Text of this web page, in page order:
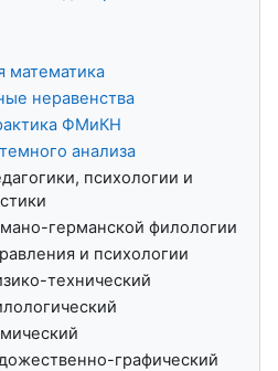
математика
неравенства
ФМиКН
анализа
психологии и
германской филологии
и психологии
технический
графический